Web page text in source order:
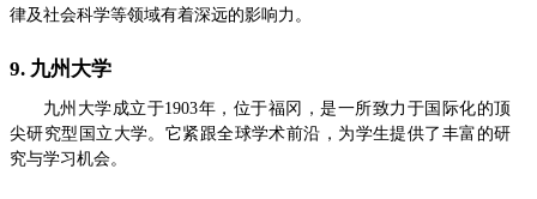
律及社会科学等领域有着深远的影响力。
9. 九州大学
九州大学成立于1903年，位于福冈，是一所致力于国际化的顶
尖研究型国立大学。它紧跟全球学术前沿，为学生提供了丰富的研
究与学习机会。